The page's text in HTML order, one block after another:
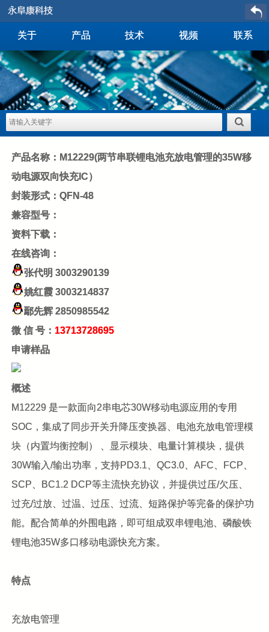
关于 产品 技术 视频 联系
产品名称：M12229(两节串联锂电池充放电管理的35W移
动电源双向快充IC）
封装形式：QFN-48
兼容型号：
资料下载：
在线咨询：
张代明3003290139
姚红霞3003214837
鄢先辉2850985542
微 信 号： 13713728695
申请样品
概述
M12229 是一款面向2串电芯30W移动电源应用的专用
SOC，集成了同步开关升降压变换器、电池充放电管理模
块（内置均衡控制） 、显示模块、电量计算模块，提供
30W输入/输出功率，支持PD3.1、QC3.0、AFC、FCP、
SCP、BC1.2 DCP等主流快充协议，并提供过压/欠压、
过充/过放、过温、过压、过流、短路保护等完备的保护功
能。配合简单的外围电路，即可组成双串锂电池、磷酸铁
锂电池35W多口移动电源快充方案。
特点
充放电管理